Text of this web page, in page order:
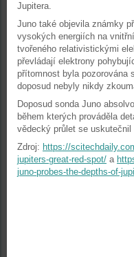
Jupitera.
Juno také objevila známky
vysokých energiích na
tvořeného relativistickými
převládají elektrony
přítomnost byla pozorována
doposud nebyly nikdy
Doposud sonda Juno
během kterých prováděla
vědecký průlet se uskutečnil
Zdroj: https://
jupiters-great-red-spot/ a
juno-probes-the-depths-of-